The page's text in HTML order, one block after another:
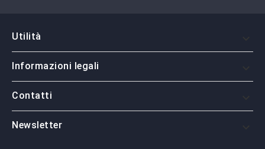
Utilità
Informazioni legali
Contatti
Newsletter